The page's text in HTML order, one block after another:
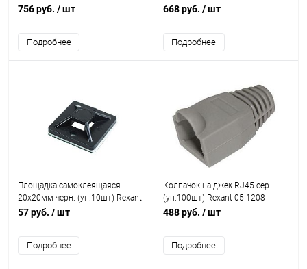
звука RX-320 черн. Rexant 45-
756 руб. / шт
Подробнее
668 руб. / шт
Подробнее
Площадка самоклеящаяся
20х20мм черн. (уп.10шт) Rexant
07-2021-10
57 руб. / шт
Подробнее
Колпачок на джек RJ45 сер.
(уп.100шт) Rexant 05-1208
488 руб. / шт
Подробнее